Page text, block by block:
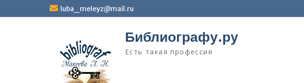
к
luba_meleyz@mail.ru
Библиографу.ру
Есть такая профессия